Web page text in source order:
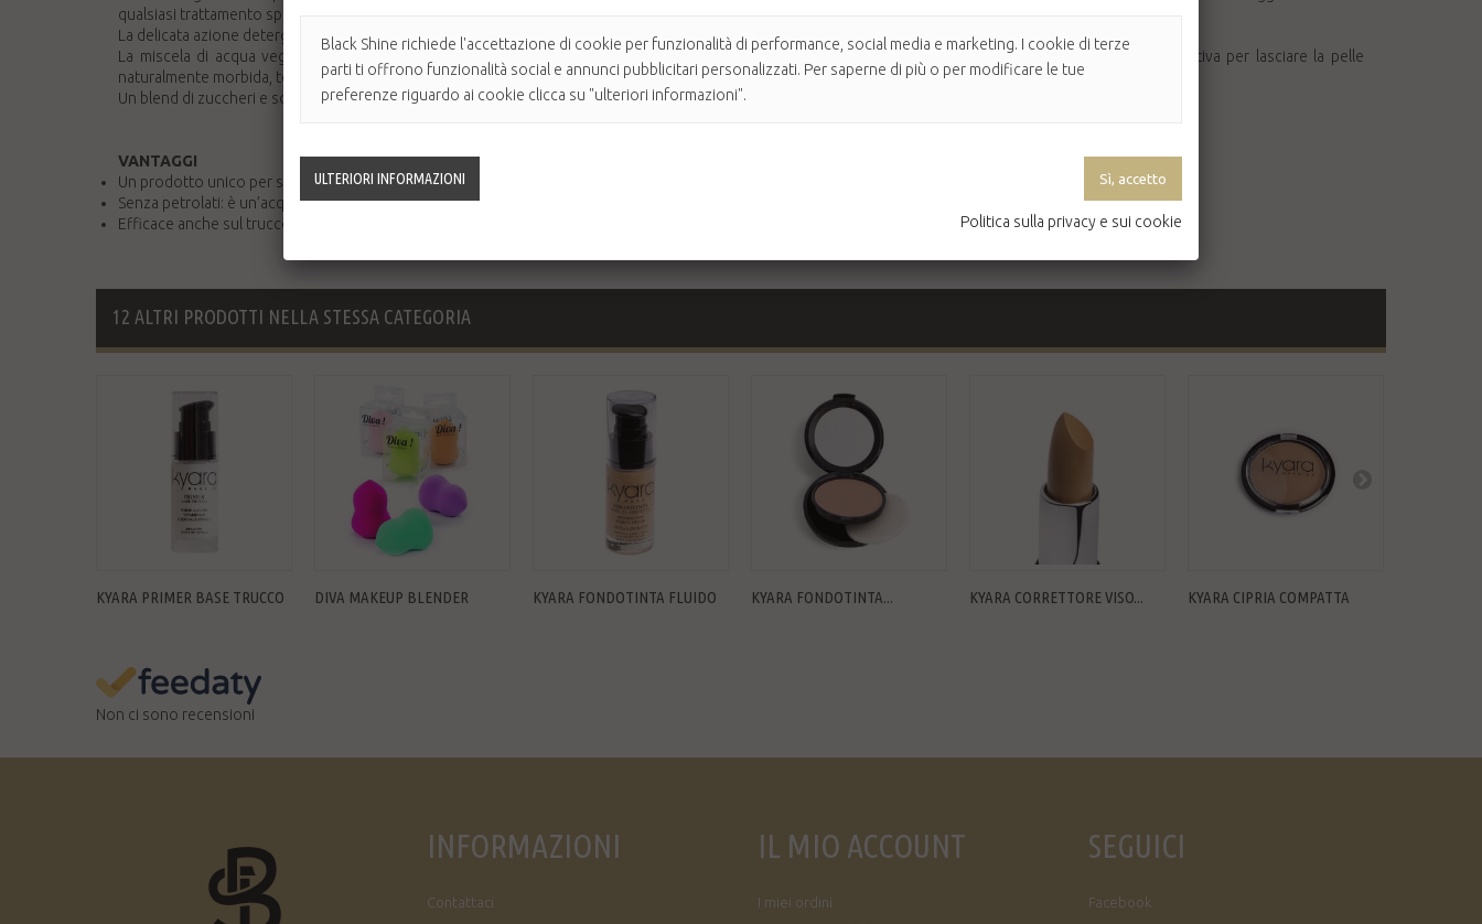
qualsiasi trattamento specifico.
La delicata azione detergente si unisce a un effetto rivitalizzante e rinfrescante che lascia la pelle purificata, luminosa e levigata.
La miscela di acqua vegetali di fiori (hamamelis virginiana, boccioli di rosa damascena, elicriso) svolge una decisa azione protettiva, antiossidante e lenitiva per lasciare la pelle
naturalmente morbida, tonica e luminosa.
Un blend di zuccheri e sostanze umettanti agisce per proteggere e riequilibrare il Natural Moisturizing Factor (NMF).
VANTAGGI
Un prodotto unico per struccare e detergere con un’azione protettiva e antiossidante.
Senza petrolati: è un’acqua vegetale di fiori che non appiccica e non necessita di risciacquo.
Efficace anche sul trucco waterproof, mascara e rossetto: non è necessario il bifasico occhi.
12 ALTRI PRODOTTI NELLA STESSA CATEGORIA
KYARA PRIMER BASE TRUCCO DIVA MAKEUP BLENDER KYARA FONDOTINTA FLUIDO KYARA FONDOTINTA... KYARA CORRETTORE VISO... KYARA CIPRIA COMPATTA
Non ci sono recensioni
INFORMAZIONI
Contattaci
IL MIO ACCOUNT
I miei ordini
SEGUICI
Facebook
Black Shine richiede l'accettazione di cookie per funzionalità di performance, social media e marketing. I cookie di terze
parti ti offrono funzionalità social e annunci pubblicitari personalizzati. Per saperne di più o per modificare le tue
preferenze riguardo ai cookie clicca su "ulteriori informazioni".
Politica sulla privacy e sui cookie